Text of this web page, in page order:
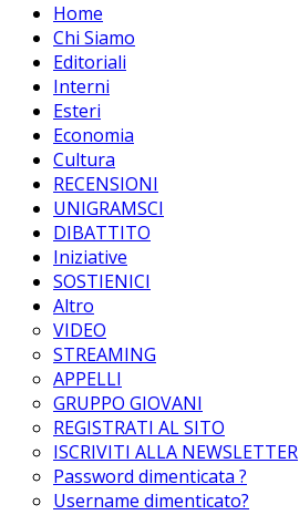
Home
Chi Siamo
Editoriali
Interni
Esteri
Economia
Cultura
RECENSIONI
UNIGRAMSCI
DIBATTITO
Iniziative
SOSTIENICI
Altro
VIDEO
STREAMING
APPELLI
GRUPPO GIOVANI
REGISTRATI AL SITO
ISCRIVITI ALLA NEWSLETTER
Password dimenticata ?
Username dimenticato?